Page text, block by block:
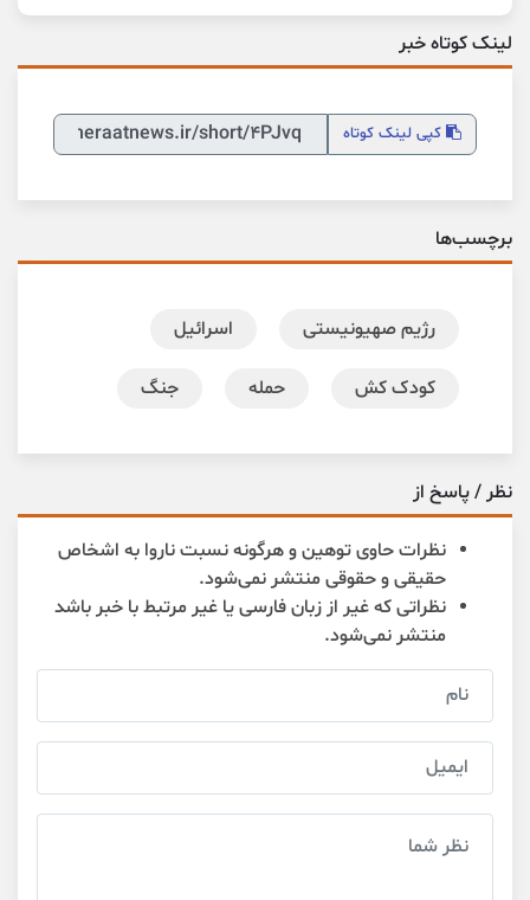
لینک کوتاه خبر
کپی لینک کوتاه
برچسب‌ها
رژیم صهیونیستی اسرائیل
کودک کش حمله جنگ
نظر / پاسخ از
نظرات حاوی توهین و هرگونه نسبت ناروا به اشخاص
حقیقی و حقوقی منتشر نمی‌شود.
نظراتی که غیر از زبان فارسی یا غیر مرتبط با خبر باشد
منتشر نمی‌شود.